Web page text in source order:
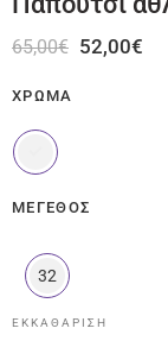
65,00€ 52,00€
ΧΡΏΜΑ
ΜΈΓΕΘΟΣ
32
ΕΚΚΑΘΆΡΙΣΗ